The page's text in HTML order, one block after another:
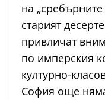
на
старият
привличат
по имперския
културно-
София още